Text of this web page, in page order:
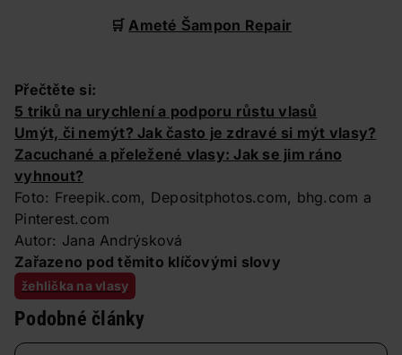
🛒 Ameté Šampon Repair
Přečtěte si:
5 triků na urychlení a podporu růstu vlasů
Umýt, či nemýt? Jak často je zdravé si mýt vlasy?
Zacuchané a přeležené vlasy: Jak se jim ráno
vyhnout?
Foto: Freepik.com, Depositphotos.com, bhg.com a
Pinterest.com
Autor: Jana Andrýsková
Zařazeno pod těmito klíčovými slovy
žehlička na vlasy
Podobné články